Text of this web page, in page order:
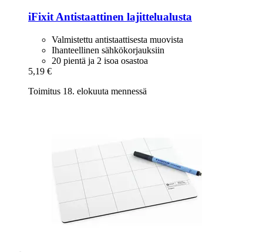
iFixit Antistaattinen lajittelualusta
Valmistettu antistaattisesta muovista
Ihanteellinen sähkökorjauksiin
20 pientä ja 2 isoa osastoa
5,19 €
Toimitus 18. elokuuta mennessä